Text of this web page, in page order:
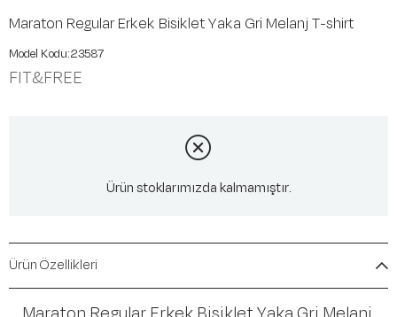
Maraton Regular Erkek Bisiklet Yaka Gri Melanj T-shirt
23587
FIT&FREE
Ürün stoklarımızda kalmamıştır.
Ürün Özellikleri